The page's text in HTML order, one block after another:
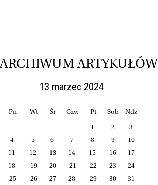
ARCHIWUM ARTYKUŁÓW
13 marzec 2024
Pn Wt Śr Czw Pt Sob Ndz
1 2
3
4
5 6 7 8 9
10
11
12 13 14 15 16
17
18
19 20 21 22 23
24
25
26 27 28 29 30 31